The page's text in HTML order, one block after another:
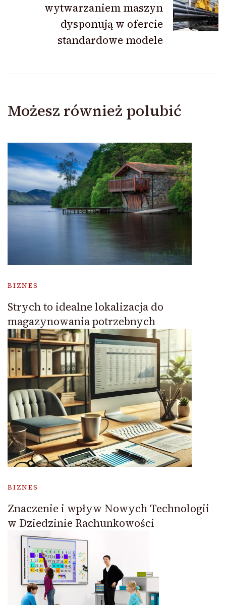
wytwarzaniem maszyn
dysponują w ofercie
standardowe modele
Możesz również polubić
BIZNES
Strych to idealne lokalizacja do
magazynowania potrzebnych
BIZNES
Znaczenie i wpływ Nowych Technologii
w Dziedzinie Rachunkowości